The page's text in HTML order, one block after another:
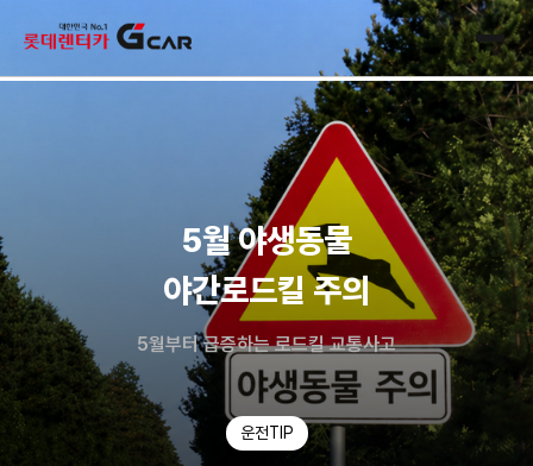
전체
5월 야생동물
야간로드킬 주의
5월부터 급증하는 로드킬 교통사고
운전TIP